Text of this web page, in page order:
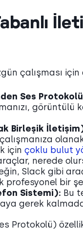
çalışması
Ses
görüntülü
Birleşik
için çoklu bulut
nerede
Slack gibi
profesyonel bir
Sistemi): Bu
gerek
Protokolü)